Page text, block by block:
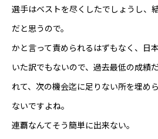
東べ精巧について
保有設備
技術紹介
選手はベストを尽くしたでしょうし、
だと思うので。
かと言って責められるはずもなく、日
いた訳でもないので、過去最低の成績
れて、次の機会迄に足りない所を埋め
ないですよね。
連覇なんてそう簡単に出来ない。